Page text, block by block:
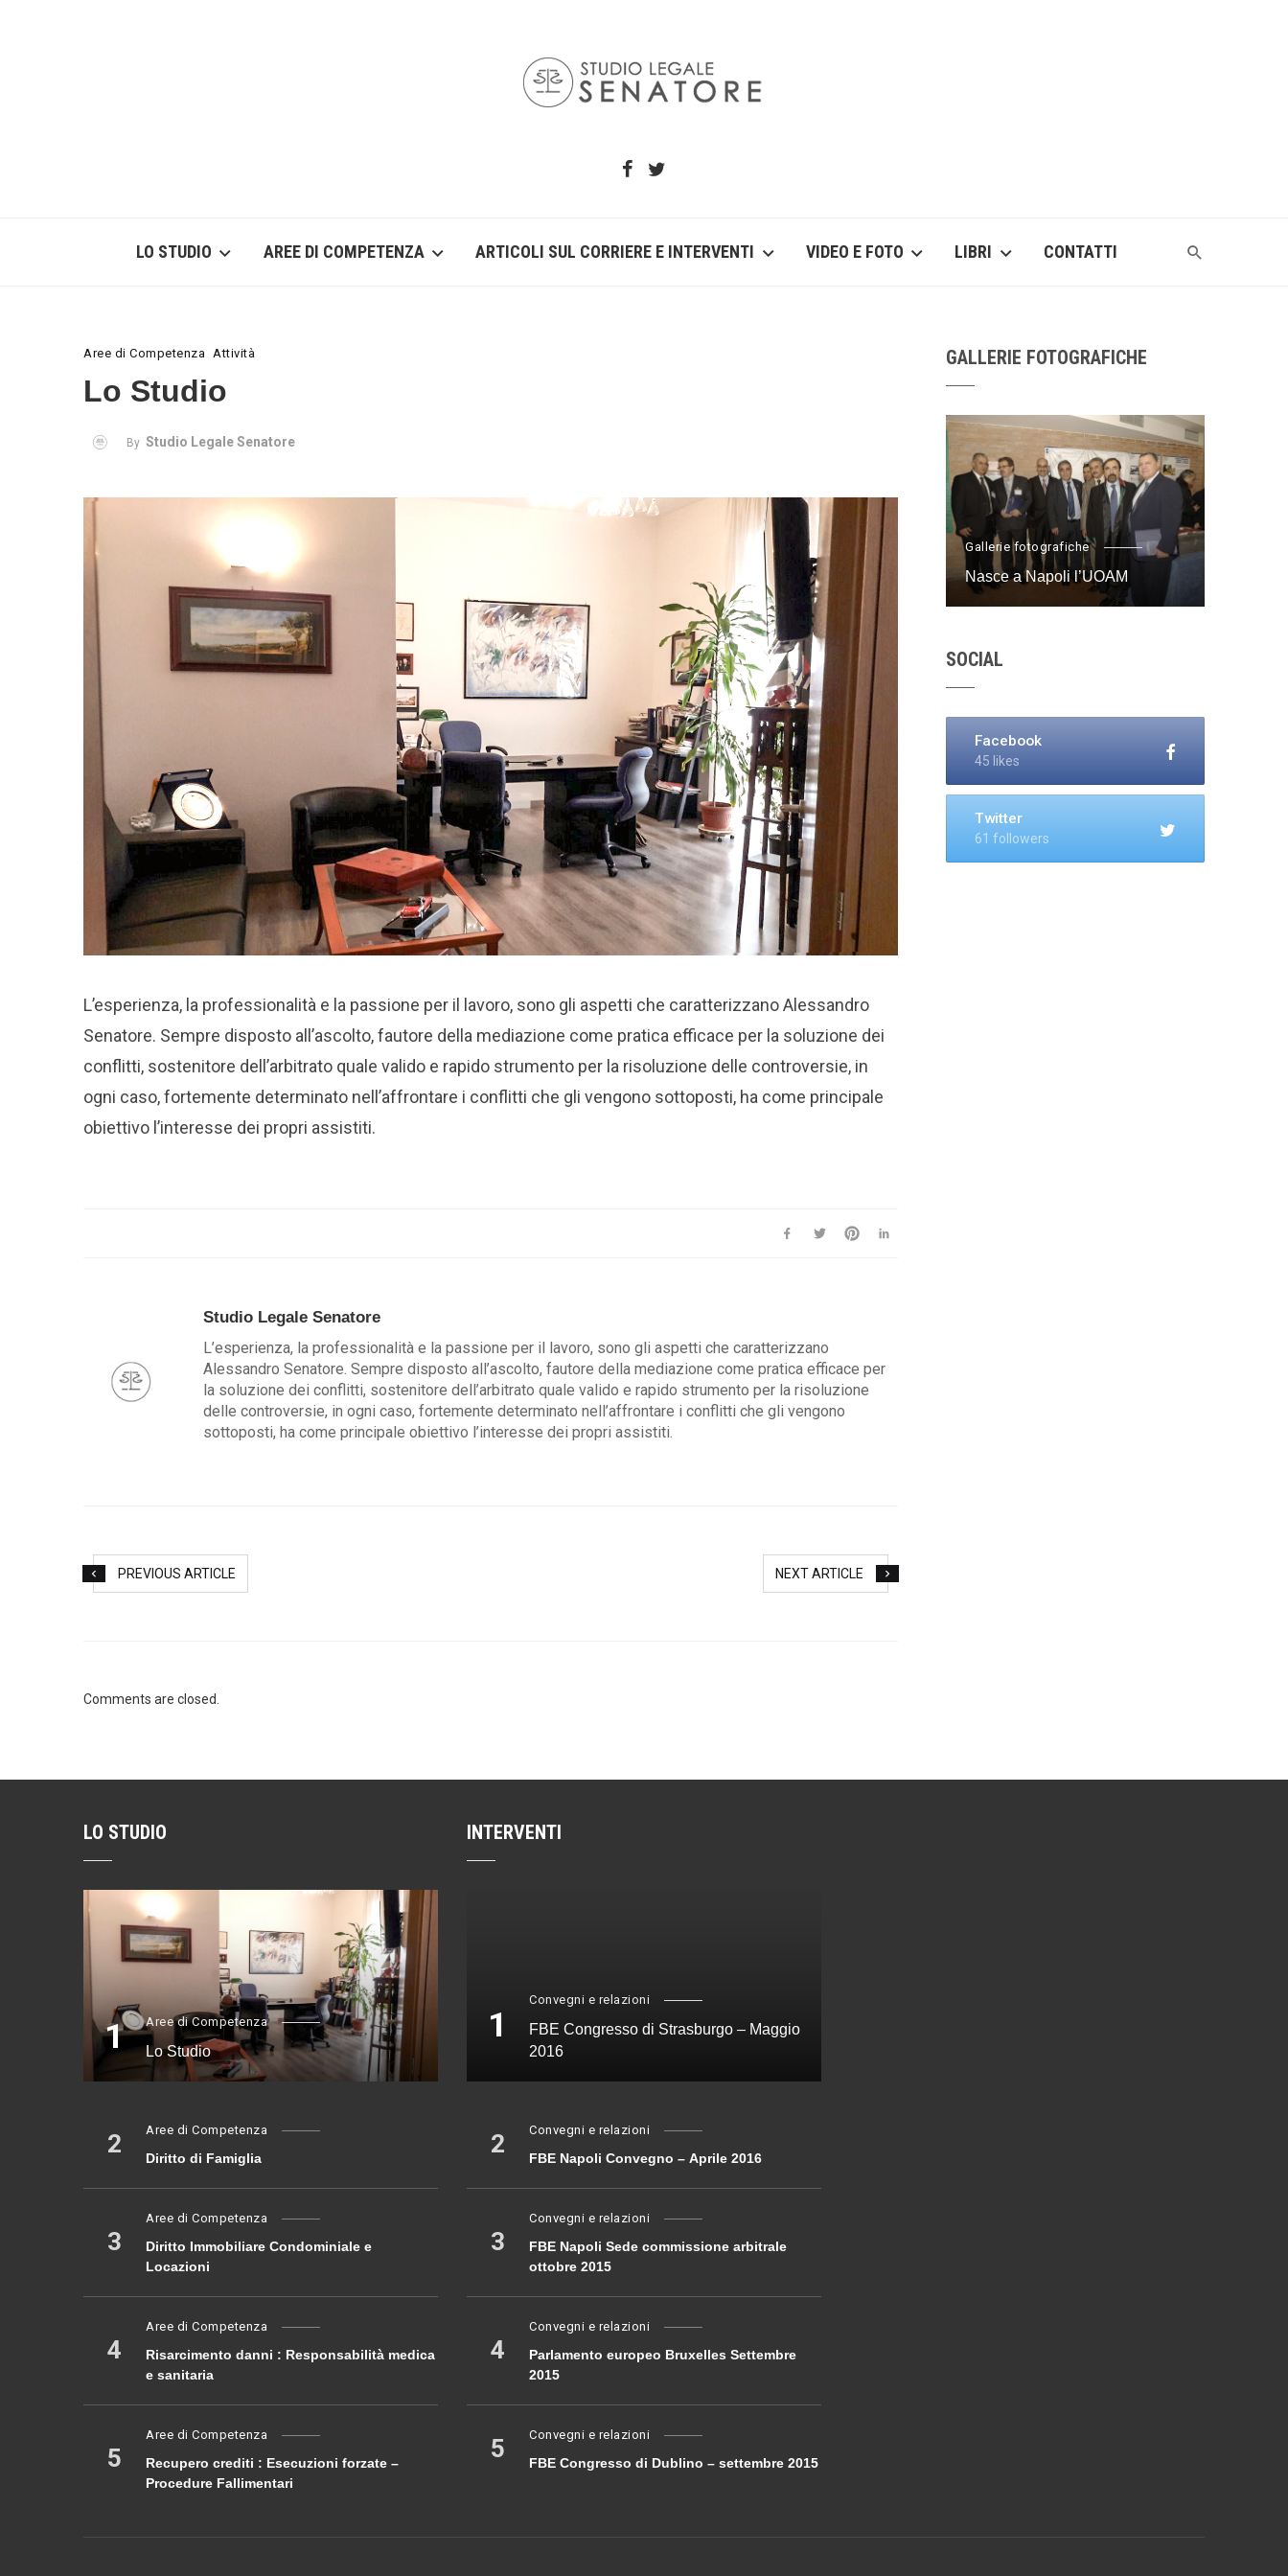
LO STUDIO AREE DI COMPETENZA ARTICOLI SUL CORRIERE E INTERVENTI VIDEO E FOTO LIBRI CONTATTI
Aree di Competenza Attività
Lo Studio
By Studio Legale Senatore
L’esperienza, la professionalità e la passione per il lavoro, sono gli aspetti che caratterizzano Alessandro
Senatore. Sempre disposto all’ascolto, fautore della mediazione come pratica efficace per la soluzione dei
conflitti, sostenitore dell’arbitrato quale valido e rapido strumento per la risoluzione delle controversie, in
ogni caso, fortemente determinato nell’affrontare i conflitti che gli vengono sottoposti, ha come principale
obiettivo l’interesse dei propri assistiti.
Studio Legale Senatore
L’esperienza, la professionalità e la passione per il lavoro, sono gli aspetti che caratterizzano
Alessandro Senatore. Sempre disposto all’ascolto, fautore della mediazione come pratica efficace per
la soluzione dei conflitti, sostenitore dell’arbitrato quale valido e rapido strumento per la risoluzione
delle controversie, in ogni caso, fortemente determinato nell’affrontare i conflitti che gli vengono
sottoposti, ha come principale obiettivo l’interesse dei propri assistiti.
PREVIOUS ARTICLE NEXT ARTICLE
Comments are closed.
GALLERIE FOTOGRAFICHE
Gallerie fotografiche
Nasce a Napoli l’UOAM
SOCIAL
Facebook
45 likes
Twitter
61 followers
LO STUDIO
1 Aree di Competenza
Lo Studio
2 Aree di Competenza
Diritto di Famiglia
3
Aree di Competenza
Diritto Immobiliare Condominiale e
Locazioni
4
Aree di Competenza
Risarcimento danni : Responsabilità medica
e sanitaria
5
Aree di Competenza
Recupero crediti : Esecuzioni forzate –
Procedure Fallimentari
INTERVENTI
1
Convegni e relazioni
FBE Congresso di Strasburgo – Maggio
2016
2 Convegni e relazioni
FBE Napoli Convegno – Aprile 2016
3
Convegni e relazioni
FBE Napoli Sede commissione arbitrale
ottobre 2015
4
Convegni e relazioni
Parlamento europeo Bruxelles Settembre
2015
5 Convegni e relazioni
FBE Congresso di Dublino – settembre 2015